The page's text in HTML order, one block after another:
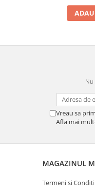
Vreau sa
Afla mai
MAGAZINUL
Termeni si